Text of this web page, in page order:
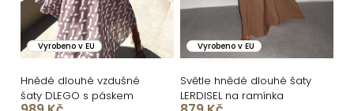
Vyrobeno v EU
Hnědé dlouhé vzdušné
šaty DLEGO s páskem
Vyrobeno v EU
Světle hnědé dlouhé šaty
LERDISEL na ramínka